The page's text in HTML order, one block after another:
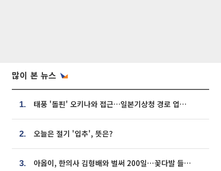
많이 본 뉴스
1. 태풍 '돌핀' 오키나와 접근…일본기상청 경로 업데이트
2. 오늘은 절기 '입추', 뜻은?
3. 아옳이, 한의사 김형배와 벌써 200일⋯꽃다발 들고 "프러포즈 아냐"